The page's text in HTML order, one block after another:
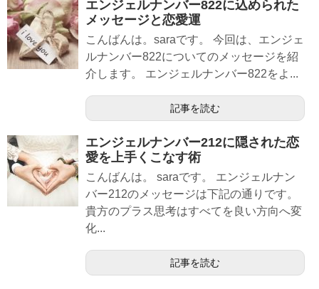
エンジェルナンバー822に込められた
メッセージと恋愛運
こんばんは。saraです。 今回は、エンジェ
ルナンバー822についてのメッセージを紹
介します。 エンジェルナンバー822をよ...
記事を読む
エンジェルナンバー212に隠された恋
愛を上手くこなす術
こんばんは。 saraです。 エンジェルナン
バー212のメッセージは下記の通りです。
貴方のプラス思考はすべてを良い方向へ変
化...
記事を読む